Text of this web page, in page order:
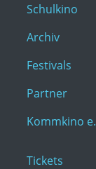
Schulkino
Archiv
Festivals
Partner
Kommkino
Tickets